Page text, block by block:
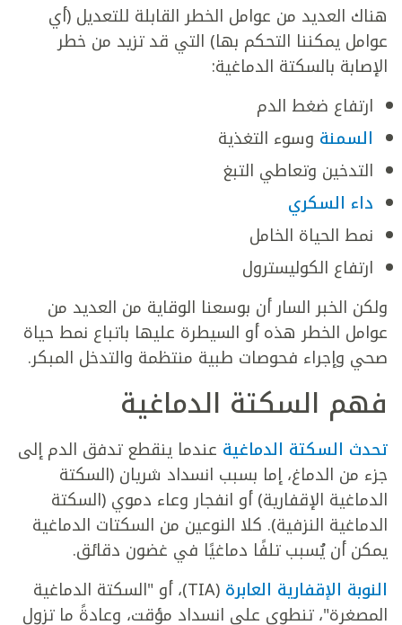
هناك العديد من عوامل الخطر القابلة للتعديل (أي
عوامل يمكننا التحكم بها) التي قد تزيد من خطر
الإصابة بالسكتة الدماغية:
ارتفاع ضغط الدم
السمنة وسوء التغذية
التدخين وتعاطي التبغ
داء السكري
نمط الحياة الخامل
ارتفاع الكوليسترول
ولكن الخبر السار أن بوسعنا الوقاية من العديد من
عوامل الخطر هذه أو السيطرة عليها باتباع نمط حياة
صحي وإجراء فحوصات طبية منتظمة والتدخل المبكر.
فهم السكتة الدماغية
تحدث السكتة الدماغية عندما ينقطع تدفق الدم إلى
جزء من الدماغ، إما بسبب انسداد شريان (السكتة
الدماغية الإقفارية) أو انفجار وعاء دموي (السكتة
الدماغية النزفية). كلا النوعين من السكتات الدماغية
يمكن أن يُسبب تلفًا دماغيًا في غضون دقائق.
النوبة الإقفارية العابرة
(TIA)، أو "السكتة الدماغية
المصغرة"، تنطوي على انسداد مؤقت، وعادةً ما تزول